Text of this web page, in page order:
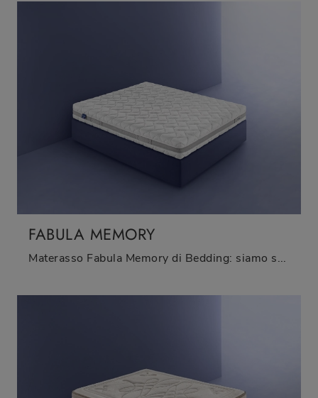
FABULA MEMORY
Materasso Fabula Memory di Bedding: siamo specialisti del buon riposo! Scopri di più sui Materassi in memory foam matrimoniali.